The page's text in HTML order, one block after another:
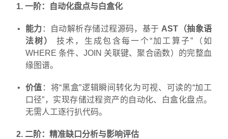
1. 一阶：自动化盘点与白盒化
能力 ：自动解析存储过程源码，基于 AST（抽象语
法树）
技术，生成包含每一个“加工算子”（如
WHERE 条件、JOIN 关联键、聚合函数）的完整血
缘图谱。
价值 ：将“黑盒”逻辑瞬间转化为可视、可读的“加工
口径”，实现存储过程资产的自动化、白盒化盘点。
无需人工逐行扒代码。
2. 二阶：精准缺口分析与影响评估